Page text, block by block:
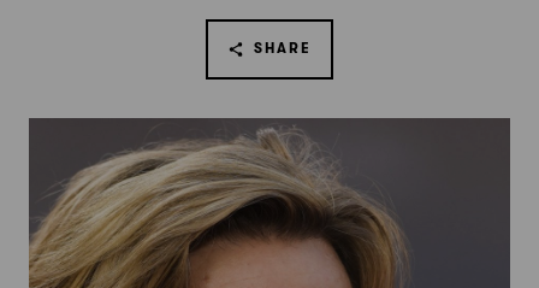
SHARE